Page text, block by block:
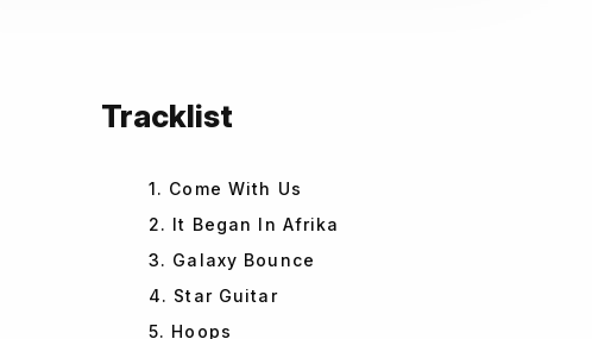
Tracklist
1. Come With Us
2. It Began In Afrika
3. Galaxy Bounce
4. Star Guitar
5. Hoops